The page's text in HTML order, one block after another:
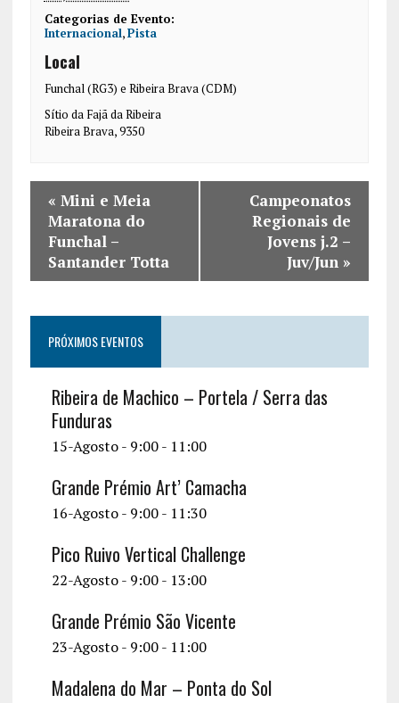
Categorias de Evento:
Internacional,Pista
Local
Funchal (RG3) e Ribeira Brava (CDM)
Sítio da Fajã da Ribeira
Ribeira Brava,9350
« Mini e Meia
Maratona do
Funchal –
Santander Totta
Campeonatos
Regionais de
Jovens j.2 –
Juv/Jun »
PRÓXIMOS EVENTOS
Ribeira de Machico – Portela / Serra das
Funduras
15-Agosto - 9:00- 11:00
Grande Prémio Art’ Camacha
16-Agosto - 9:00- 11:30
Pico Ruivo Vertical Challenge
22-Agosto - 9:00- 13:00
Grande Prémio São Vicente
23-Agosto - 9:00- 11:00
Madalena do Mar – Ponta do Sol